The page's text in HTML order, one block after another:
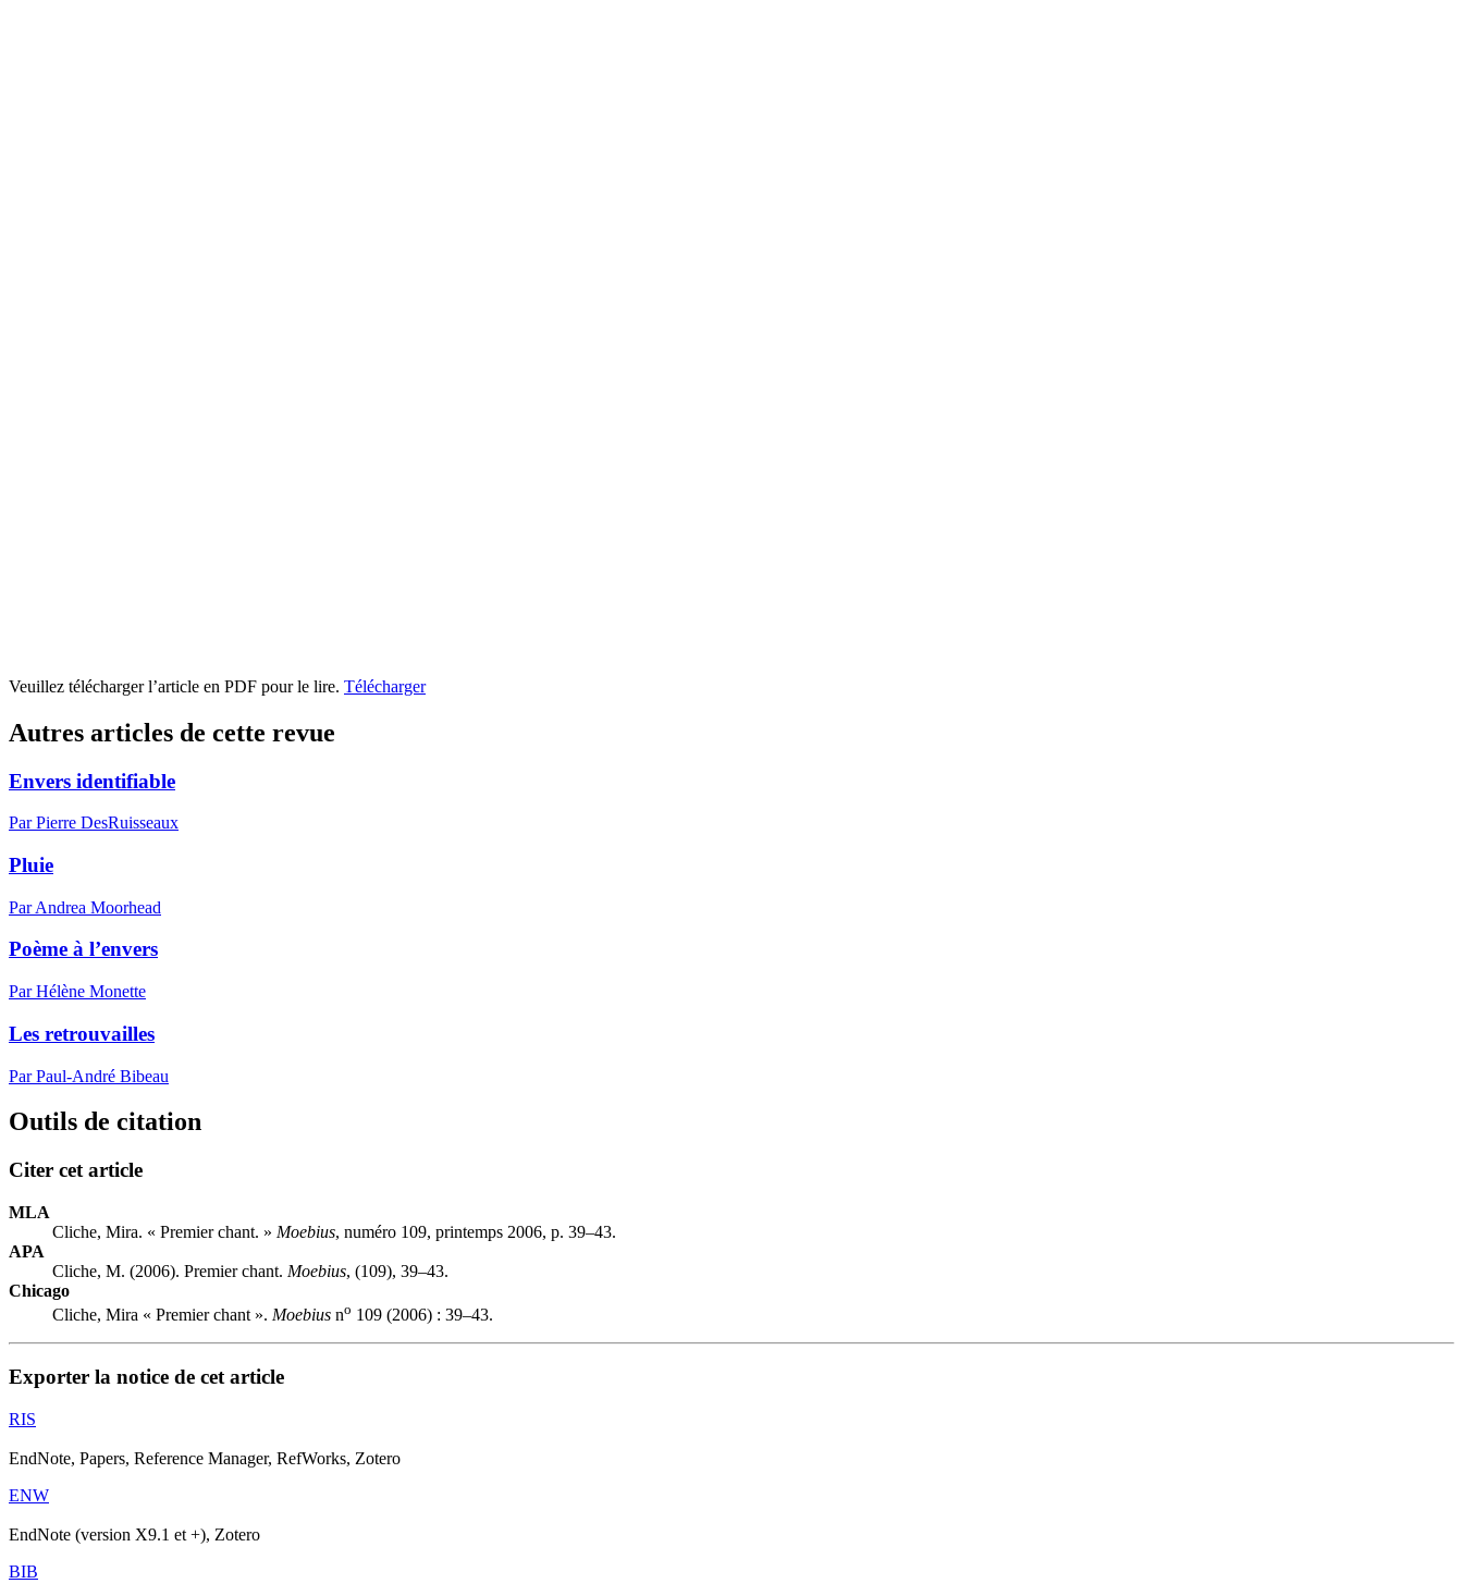
Veuillez télécharger l’article en PDF pour le lire. Télécharger
Autres articles de cette revue
Envers identifiable
Par Pierre DesRuisseaux
Pluie
Par Andrea Moorhead
Poème à l’envers
Par Hélène Monette
Les retrouvailles
Par Paul-André Bibeau
Outils de citation
Citer cet article
MLA
Cliche, Mira. « Premier chant. » Moebius, numéro 109, printemps 2006, p. 39–43.
APA
Cliche, M. (2006). Premier chant. Moebius, (109), 39–43.
Chicago
Cliche, Mira « Premier chant ». Moebius no 109 (2006) : 39–43.
Exporter la notice de cet article
RIS
EndNote, Papers, Reference Manager, RefWorks, Zotero
ENW
EndNote (version X9.1 et +), Zotero
BIB